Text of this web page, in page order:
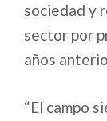
sociedad y
sector por
años
“El campo